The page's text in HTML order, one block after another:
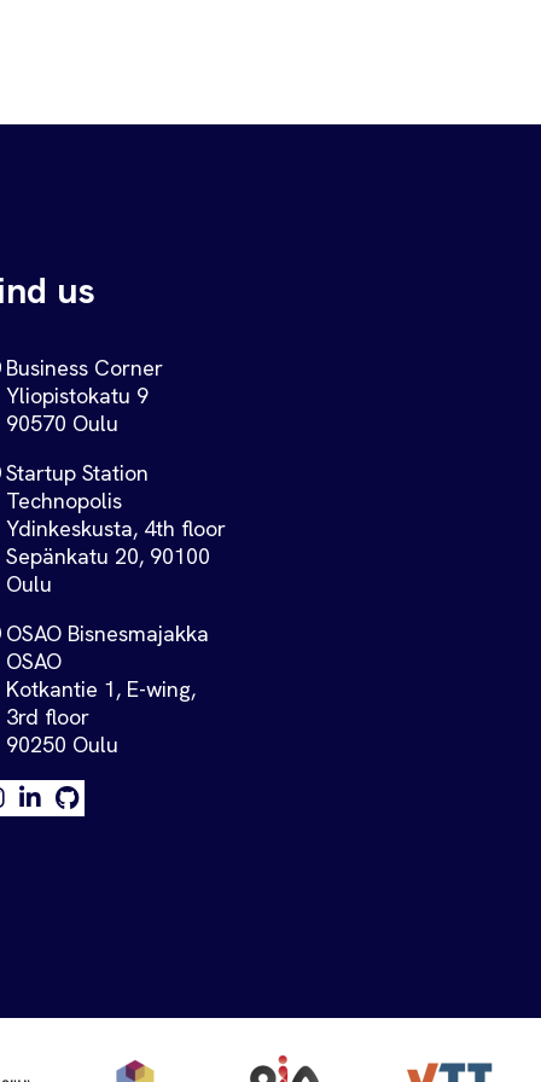
us
Business Corner
Yliopistokatu 9
90570 Oulu
Startup Station
Technopolis
Ydinkeskusta, 4th floor
Sepänkatu 20, 90100
Oulu
OSAO Bisnesmajakka
OSAO
Kotkantie 1, E-wing,
3rd floor
90250 Oulu